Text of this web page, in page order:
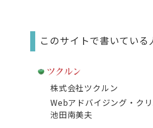
このサイトで書いている
株式会社ツクルン
Webアドバイジング・ク
池田南美夫